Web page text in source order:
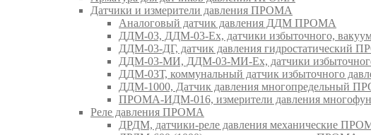
Датчики и измерители давления ПРОМА
Аналоговый датчик давления ДДМ ПРОМА
ДДМ-03, ДДМ-03-Ех, датчики избыточного,
ДДМ-03-ДГ, датчик давления гидростатический
ДДМ-03-МИ, ДДМ-03-МИ-Ех, датчики избыточного,
ДДМ-03Т, коммунальный датчик избыточного
ДДМ-1000, Датчик давления многопредельный
ПРОМА-ИДМ-016, измерители давления
Реле давления ПРОМА
ДРДМ, датчики-реле давления механические